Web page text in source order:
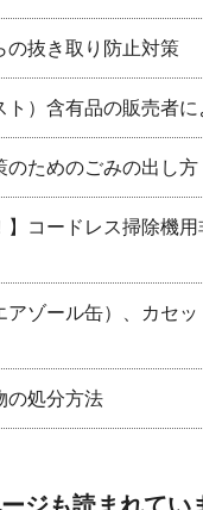
の抜き取り防止対策
ト）含有品の販売者に
のためのごみの出し方
】コードレス掃除機
アゾール缶）、カセ
の処分方法